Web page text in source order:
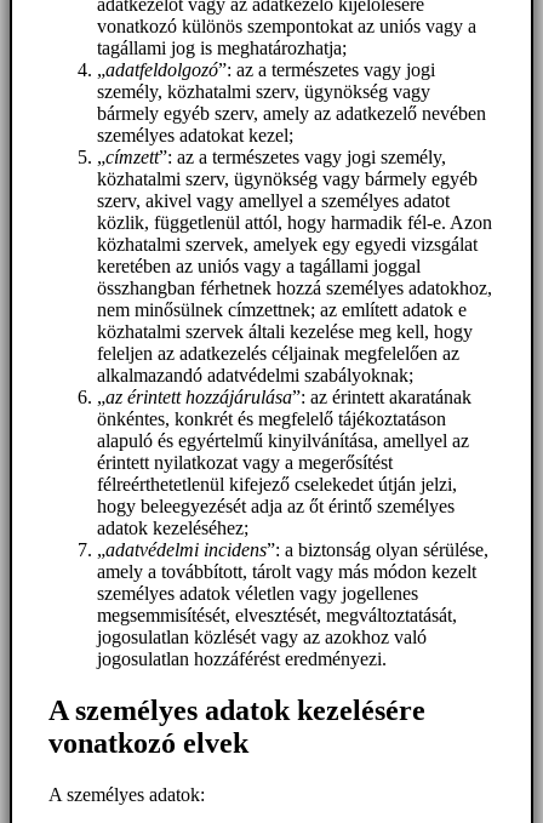
vonatkozó különös szempontokat az uniós vagy a
tagállami jog is meghatározhatja;
„adatfeldolgozó”: az a természetes vagy jogi
személy, közhatalmi szerv, ügynökség vagy
bármely egyéb szerv, amely az adatkezelő nevében
személyes adatokat kezel;
„címzett”: az a természetes vagy jogi személy,
közhatalmi szerv, ügynökség vagy bármely egyéb
szerv, akivel vagy amellyel a személyes adatot
közlik, függetlenül attól, hogy harmadik fél-e. Azon
közhatalmi szervek, amelyek egy egyedi vizsgálat
keretében az uniós vagy a tagállami joggal
összhangban férhetnek hozzá személyes adatokhoz,
nem minősülnek címzettnek; az említett adatok e
közhatalmi szervek általi kezelése meg kell, hogy
feleljen az adatkezelés céljainak megfelelően az
alkalmazandó adatvédelmi szabályoknak;
„az érintett hozzájárulása”: az érintett akaratának
önkéntes, konkrét és megfelelő tájékoztatáson
alapuló és egyértelmű kinyilvánítása, amellyel az
érintett nyilatkozat vagy a megerősítést
félreérthetetlenül kifejező cselekedet útján jelzi,
hogy beleegyezését adja az őt érintő személyes
adatok kezeléséhez;
„adatvédelmi incidens”: a biztonság olyan sérülése,
amely a továbbított, tárolt vagy más módon kezelt
személyes adatok véletlen vagy jogellenes
megsemmisítését, elvesztését, megváltoztatását,
jogosulatlan közlését vagy az azokhoz való
jogosulatlan hozzáférést eredményezi.
A személyes adatok kezelésére
vonatkozó elvek
A személyes adatok: